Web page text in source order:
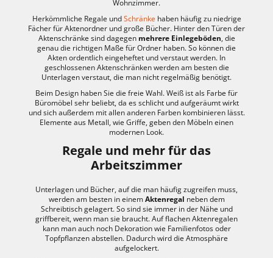
Wohnzimmer.
Herkömmliche Regale undSchränke haben häufig zu niedrige
Fächer für Aktenordner und große Bücher. Hinter den Türen der
Aktenschränke sind dagegen mehrere Einlegeböden, die
genau die richtigen Maße für Ordner haben. So können die
Akten ordentlich eingeheftet und verstaut werden. In
geschlossenen Aktenschränken werden am besten die
Unterlagen verstaut, die man nicht regelmäßig benötigt.
Beim Design haben Sie die freie Wahl. Weiß ist als Farbe für
Büromöbel sehr beliebt, da es schlicht und aufgeräumt wirkt
und sich außerdem mit allen anderen Farben kombinieren lässt.
Elemente aus Metall, wie Griffe, geben den Möbeln einen
modernen Look.
Regale und mehr für das
Arbeitszimmer
Unterlagen und Bücher, auf die man häufig zugreifen muss,
werden am besten in einemAktenregal neben dem
Schreibtisch gelagert. So sind sie immer in der Nähe und
griffbereit, wenn man sie braucht. Auf flachen Aktenregalen
kann man auch noch Dekoration wie Familienfotos oder
Topfpflanzen abstellen. Dadurch wird die Atmosphäre
aufgelockert.